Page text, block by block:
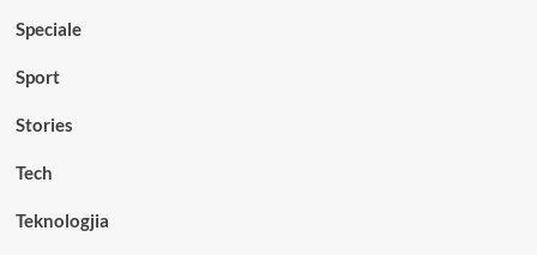
Speciale
Sport
Stories
Tech
Teknologjia